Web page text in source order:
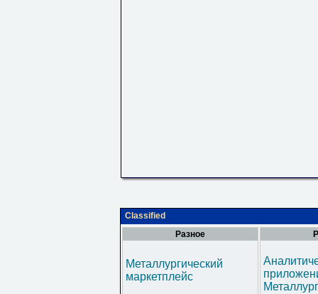
Classified
Разное
Металлургический
маркетплейс